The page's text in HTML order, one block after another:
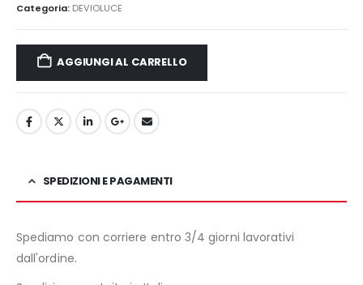
Categoria: DEVIOLUCE
AGGIUNGI AL CARRELLO
SPEDIZIONI E PAGAMENTI
Spediamo con corriere entro 3/4 giorni lavorativi
dall'ordine.